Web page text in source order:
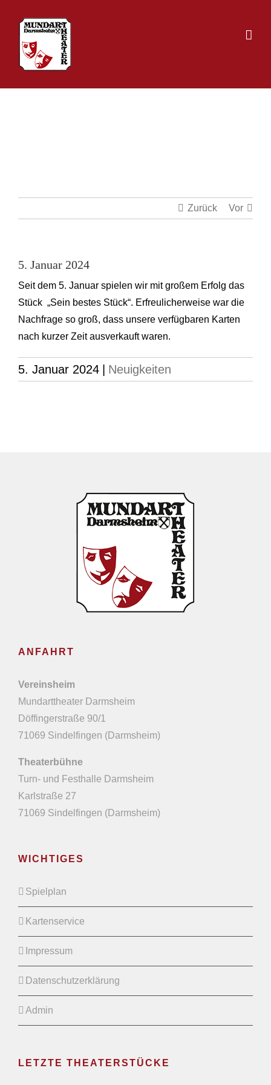
Inhalt
springen
Zurück Vor
5. Januar 2024
Seit dem 5. Januar spielen wir mit großem Erfolg das
Stück „Sein bestes Stück“. Erfreulicherweise war die
Nachfrage so groß, dass unsere verfügbaren Karten
nach kurzer Zeit ausverkauft waren.
5. Januar 2024 | Neuigkeiten
ANFAHRT
Vereinsheim
Mundarttheater Darmsheim
Döffingerstraße 90/1
71069 Sindelfingen (Darmsheim)
Theaterbühne
Turn- und Festhalle Darmsheim
Karlstraße 27
71069 Sindelfingen (Darmsheim)
WICHTIGES
Spielplan
Kartenservice
Impressum
Datenschutzerklärung
Admin
LETZTE THEATERSTÜCKE